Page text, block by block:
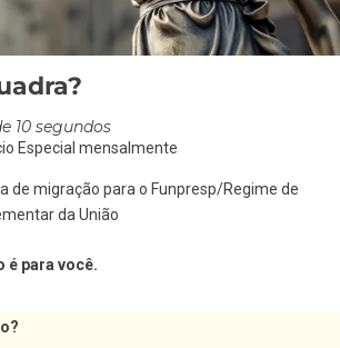
10 segundos
Especial mensalmente
de migração para o Funpresp/Regime de
da União
é para você.